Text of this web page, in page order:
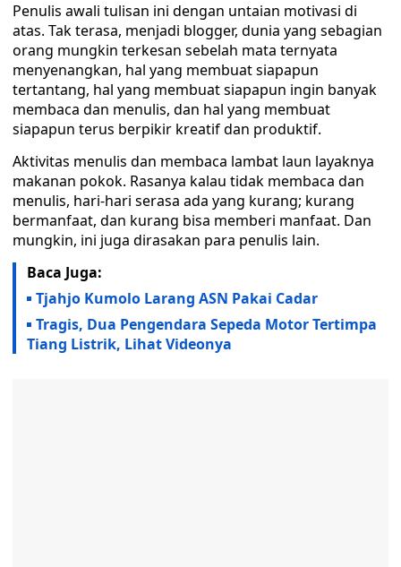
Penulis awali tulisan ini dengan untaian motivasi di
atas. Tak terasa, menjadi blogger, dunia yang sebagian
orang mungkin terkesan sebelah mata ternyata
menyenangkan, hal yang membuat siapapun
tertantang, hal yang membuat siapapun ingin banyak
membaca dan menulis, dan hal yang membuat
siapapun terus berpikir kreatif dan produktif.
Aktivitas menulis dan membaca lambat laun layaknya
makanan pokok. Rasanya kalau tidak membaca dan
menulis, hari-hari serasa ada yang kurang; kurang
bermanfaat, dan kurang bisa memberi manfaat. Dan
mungkin, ini juga dirasakan para penulis lain.
Baca Juga:
Tjahjo Kumolo Larang ASN Pakai Cadar
Tragis, Dua Pengendara Sepeda Motor Tertimpa
Tiang Listrik, Lihat Videonya